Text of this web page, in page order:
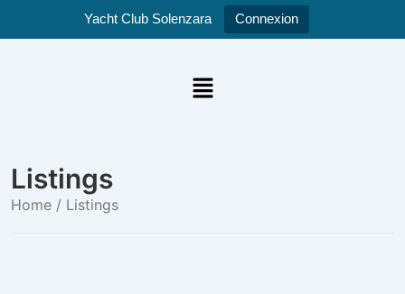
Yacht Club Solenzara Connexion
Listings
Home / Listings